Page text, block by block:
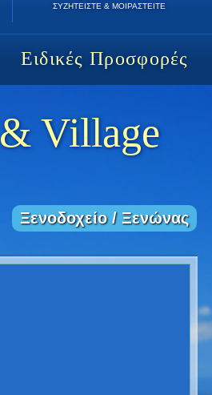
ΣΥΖΗΤΕΙΣΤΕ & ΜΟΙΡΑΣΤΕΙΤΕ
Ειδικές Προσφορές
Village
Ξενοδοχείο / Ξενώνας